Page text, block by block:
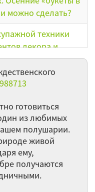
можно сделать?
техники
декора и
недостатка и
элементов у
рассады
культур на
готовиться
из любимых
полушарии.
живой
ему,
получаются